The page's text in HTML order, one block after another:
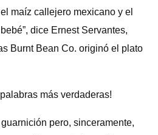
maíz callejero mexicano y el
dice Ernest Servantes,
Burnt Bean Co. originó el plato
más verdaderas!
pero, sinceramente,